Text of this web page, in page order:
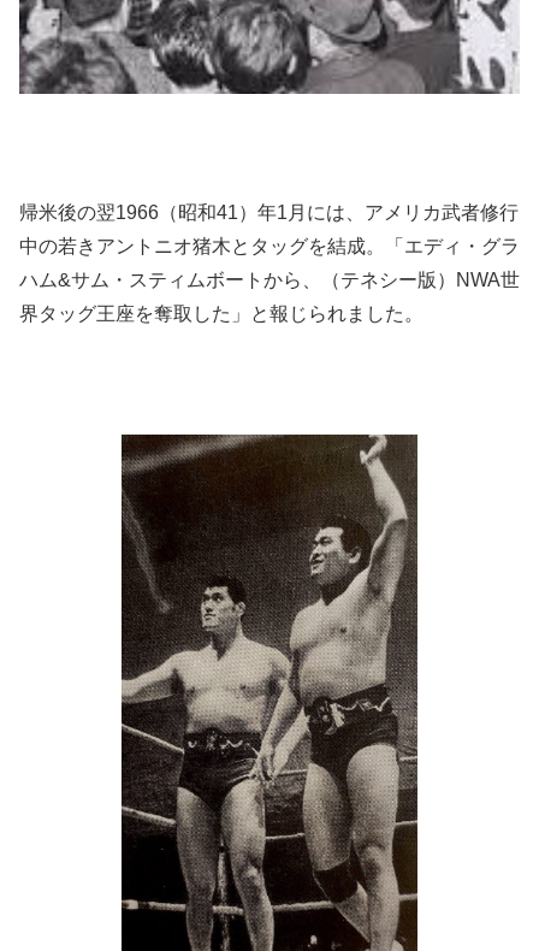
帰米後の翌1966（昭和41）年1月には、アメリカ武者修行
中の若きアントニオ猪木とタッグを結成。「エディ・グラ
ハム&サム・スティムボートから、（テネシー版）NWA世
界タッグ王座を奪取した」と報じられました。